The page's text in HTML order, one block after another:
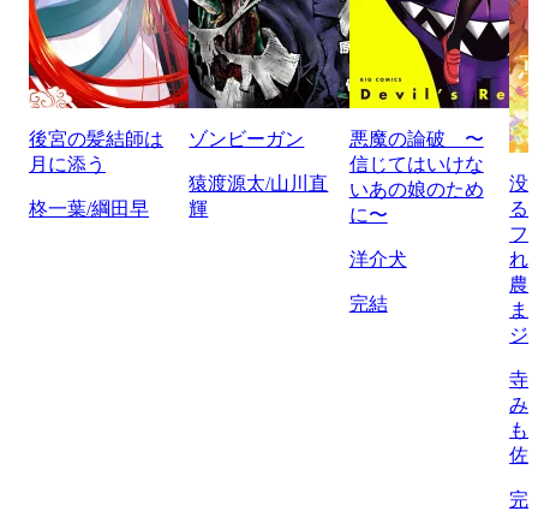
後宮の髪結師は
月に添う
柊一葉/綱田早
ゾンビーガン
猿渡源太/山川直
輝
悪魔の論破 〜
信じてはいけな
いあの娘のため
に〜
洋介犬
完結
没
る
フ
れ
農
ま
ジ
寺
み
も
佐
完